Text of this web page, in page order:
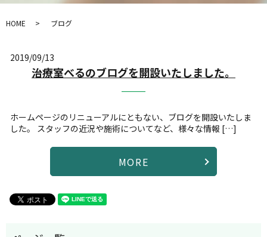
HOME ブログ
2019/09/13
治療室べるのブログを開設いたしました。
ホームページのリニューアルにともない、ブログを開設いたしま
した。 スタッフの近況や施術についてなど、様々な情報 […]
MORE